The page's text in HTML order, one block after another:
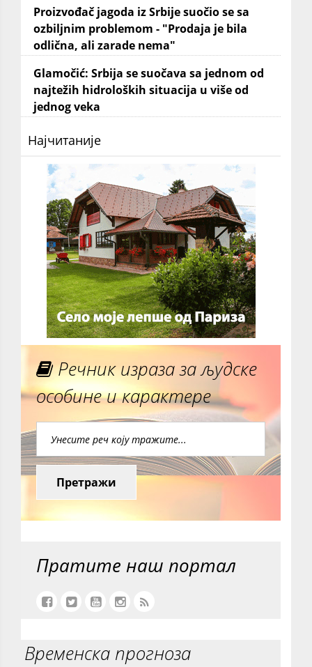
Proizvođač jagoda iz Srbije suočio se sa
ozbiljnim problemom - "Prodaja je bila
odlična, ali zarade nema"
Glamočić: Srbija se suočava sa jednom od
najtežih hidroloških situacija u više od
jednog veka
Најчитаније
Речник израза за људске
особине и карактере
Претражи
Пратите наш портал
Временска прогноза